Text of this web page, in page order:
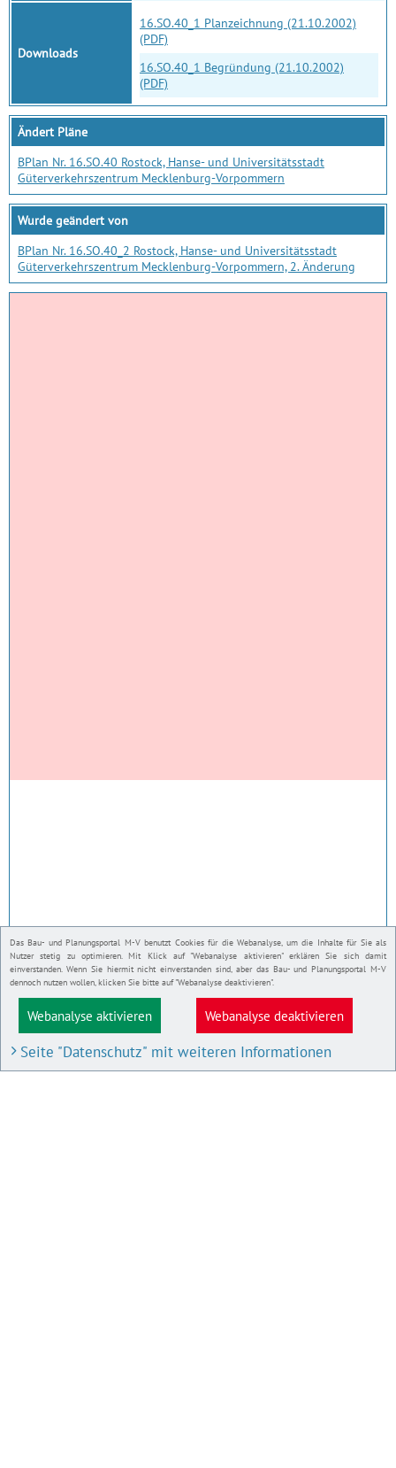
Das Bau- und Planungsportal M-V benutzt Cookies für die Webanalyse, um die Inhalte für Sie als
Nutzer stetig zu optimieren. Mit Klick auf "Webanalyse aktivieren" erklären Sie sich damit
einverstanden. Wenn Sie hiermit nicht einverstanden sind, aber das Bau- und Planungsportal M-V
dennoch nutzen wollen, klicken Sie bitte auf "Webanalyse deaktivieren".
Webanalyse aktivieren Webanalyse deaktivieren
Seite "Datenschutz" mit weiteren Informationen
Downloads
16.SO.40_1 Planzeichnung (21.10.2002)
(PDF)
16.SO.40_1 Begründung (21.10.2002)
(PDF)
Ändert Pläne
BPlan Nr. 16.SO.40 Rostock, Hanse- und Universitätsstadt
Güterverkehrszentrum Mecklenburg-Vorpommern
Wurde geändert von
BPlan Nr. 16.SO.40_2 Rostock, Hanse- und Universitätsstadt
Güterverkehrszentrum Mecklenburg-Vorpommern, 2. Änderung